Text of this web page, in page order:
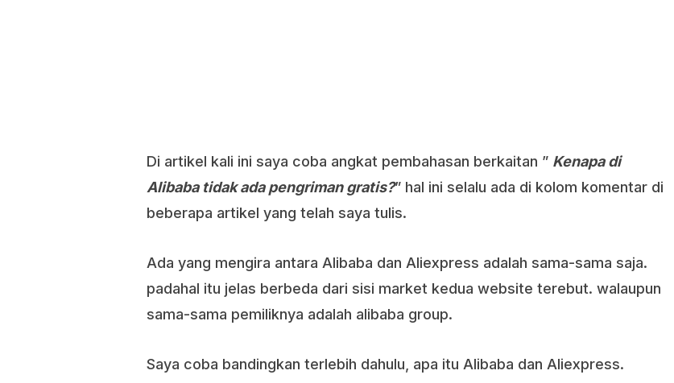
Di artikel kali ini saya coba angkat pembahasan berkaitan ” Kenapadi
Alibaba tidak ada pengriman gratis?” hal ini selalu ada di kolom komentar di
beberapa artikel yang telah saya tulis.
Ada yang mengira antara Alibaba dan Aliexpress adalah sama-sama saja.
padahal itu jelas berbeda dari sisi market kedua website terebut. walaupun
sama-sama pemiliknya adalah alibaba group.
Saya coba bandingkan terlebih dahulu, apa itu Alibaba dan Aliexpress.